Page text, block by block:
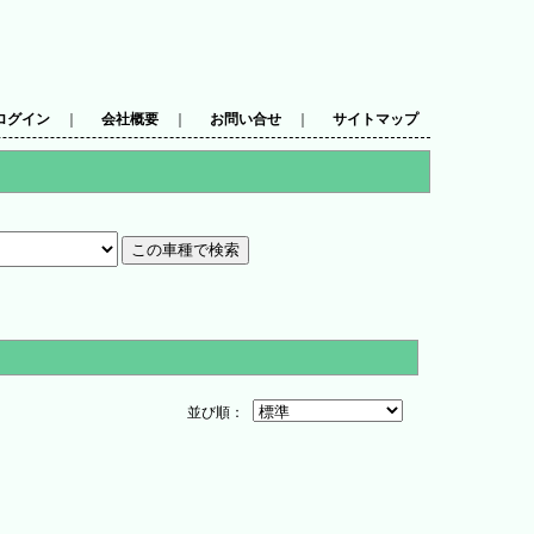
グイン 会社概要 お問い合せ サイトマップ
並び順：